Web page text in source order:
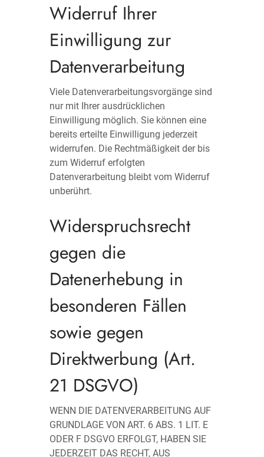
Widerruf Ihrer
Einwilligung zur
Datenverarbeitung
Viele Datenverarbeitungsvorgänge sind
nur mit Ihrer ausdrücklichen
Einwilligung möglich. Sie können eine
bereits erteilte Einwilligung jederzeit
widerrufen. Die Rechtmäßigkeit der bis
zum Widerruf erfolgten
Datenverarbeitung bleibt vom Widerruf
unberührt.
Widerspruchsrecht
gegen die
Datenerhebung in
besonderen Fällen
sowie gegen
Direktwerbung (Art.
21 DSGVO)
WENN DIE DATENVERARBEITUNG AUF
GRUNDLAGE VON ART. 6 ABS. 1 LIT. E
ODER F DSGVO ERFOLGT, HABEN SIE
JEDERZEIT DAS RECHT, AUS